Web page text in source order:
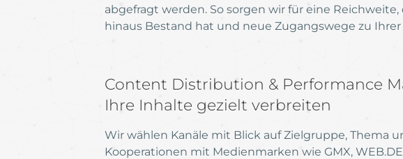
abgefragt werden. So sorgen wir für eine
hinaus Bestand hat und neue Zugangswege zu
Content Distribution & Performance
Ihre Inhalte gezielt verbreiten
Wir wählen Kanäle mit Blick auf Zielgruppe, Thema
Kooperationen mit Medienmarken wie GMX,